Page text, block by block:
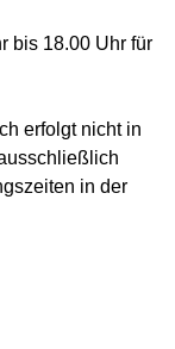
bis 18.00 Uhr für
erfolgt nicht in
in der